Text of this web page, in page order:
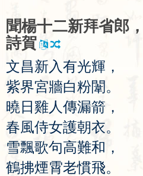
聞楊十二新拜省郎 ，
詩賀
文昌新入有光輝 ，
紫界宮牆白粉闈。
曉日 雞人傳漏箭 ，
春風侍女護朝衣。
雪飄歌句高難和 ，
鶴拂煙霄老慣飛。